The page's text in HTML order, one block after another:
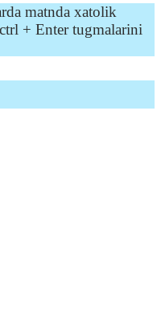
matnda xatolik
+ Enter tugmalarini